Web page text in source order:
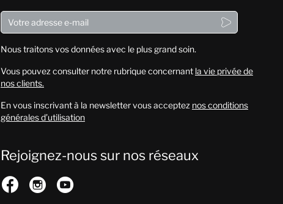

Nous traitons vos données avec le plus grand soin.
Vous pouvez consulter notre rubrique concernant la vie privée de
nos clients.
En vous inscrivant à la newsletter vous acceptez nos conditions
générales d’utilisation
Rejoignez-nous sur nos réseaux
  